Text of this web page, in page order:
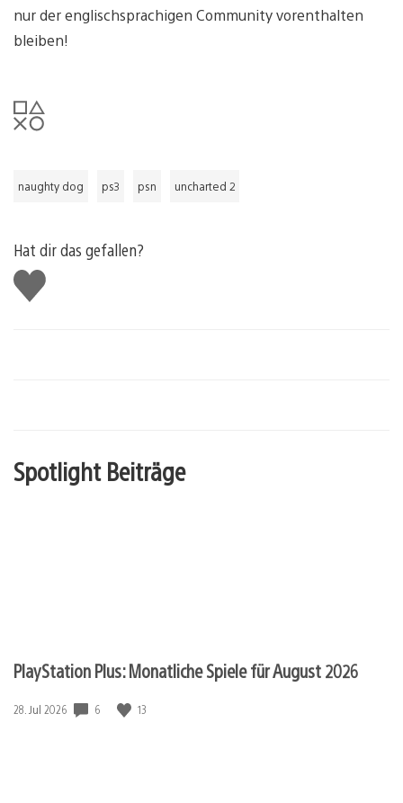
nur der englischsprachigen Community vorenthalten
bleiben!
naughty dog ps3 psn uncharted 2
Hat dir das gefallen?
Gefällt
mir
Spotlight Beiträge
PlayStation Plus: Monatliche Spiele für August 2026
Veröffentlichungsdatum:
28. Jul 2026 6 13